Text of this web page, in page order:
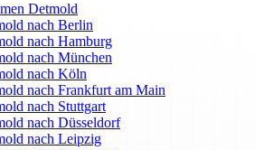
Detmold
nach Berlin
nach Hamburg
nach München
nach Köln
nach Frankfurt am Main
nach Stuttgart
nach Düsseldorf
nach Leipzig